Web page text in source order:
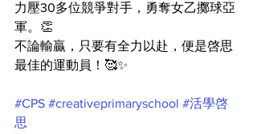
力壓30多位競爭對手，勇奪女乙擲球亞
軍。👏
不論輸贏，只要有全力以赴，便是啓思
最佳的運動員！🥰✨
#CPS #creativeprimaryschool #活學啓
思